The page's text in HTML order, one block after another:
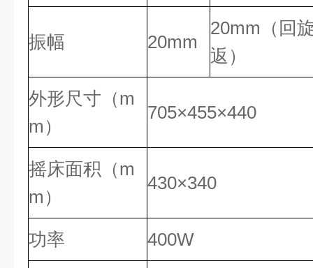
振幅 20mm
20mm（回
返）
外形尺寸（m
m）
705×455×440
摇床面积（m
m）
430×340
功率 400W